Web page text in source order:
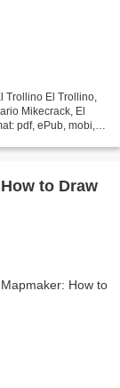
Trollino El Trollino,
Mikecrack, El
pdf, ePub, mobi,
to Draw